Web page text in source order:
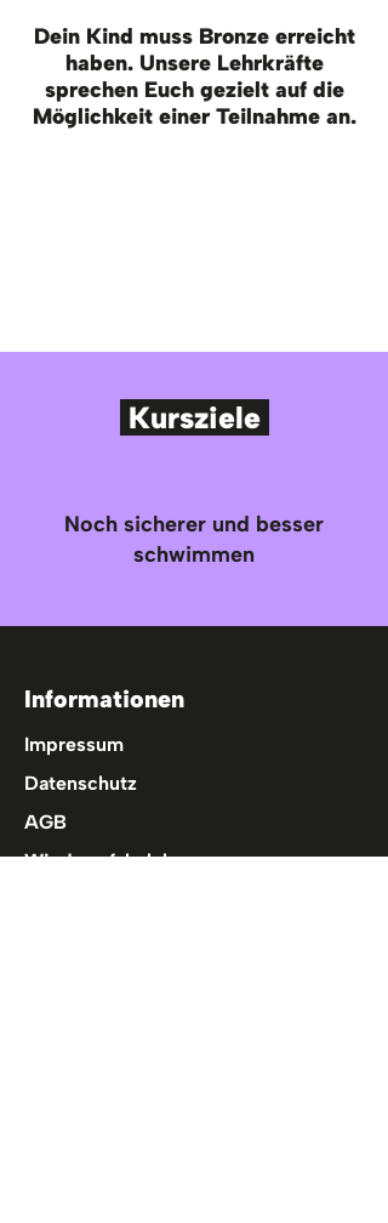
Dein Kind muss Bronze erreicht
haben. Unsere Lehrkräfte
sprechen Euch gezielt auf die
Möglichkeit einer Teilnahme an.
Kursziele
Noch sicherer und besser
schwimmen
Informationen
Impressum
Datenschutz
AGB
Wiederrufsbelehrung